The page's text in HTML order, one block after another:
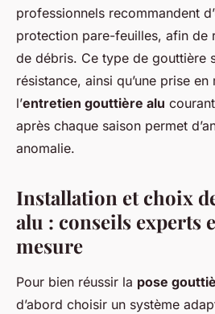
professionnels recommandent
protection pare-feuilles, afin de
de débris. Ce type de gouttière
résistance, ainsi qu’une prise
l’entretien gouttière alu
après chaque saison permet
anomalie.
Installation et choix
alu : conseils experts
mesure
Pour bien réussir la pose
d’abord choisir un système